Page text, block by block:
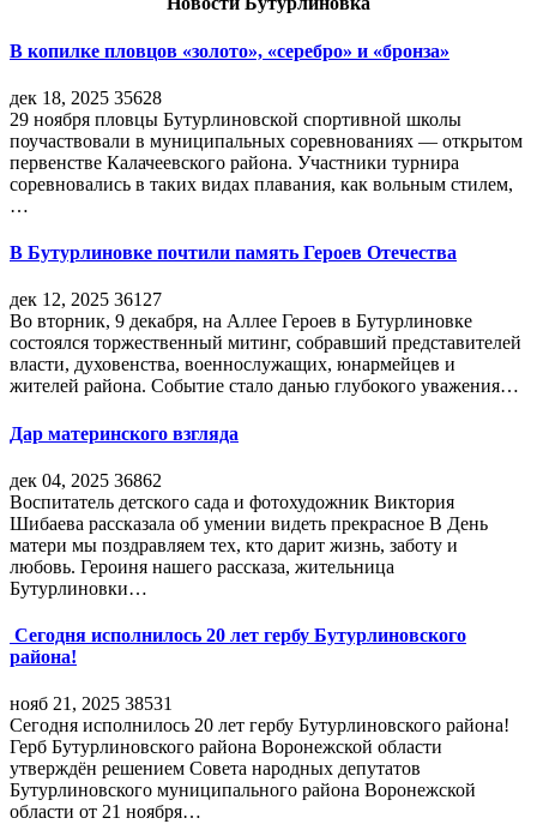
В копилке пловцов «золото», «серебро» и «бронза»
дек 18, 2025 35628
29 ноября пловцы Бутурлиновской спортивной школы
поучаствовали в муниципальных соревнованиях — открытом
первенстве Калачеевского района. Участники турнира
соревновались в таких видах плавания, как вольным стилем,
…
В Бутурлиновке почтили память Героев Отечества
дек 12, 2025 36127
Во вторник, 9 декабря, на Аллее Героев в Бутурлиновке
состоялся торжественный митинг, собравший представителей
власти, духовенства, военнослужащих, юнармейцев и
жителей района. Событие стало данью глубокого уважения…
Дар материнского взгляда
дек 04, 2025 36862
Воспитатель детского сада и фотохудожник Виктория
Шибаева рассказала об умении видеть прекрасное В День
матери мы поздравляем тех, кто дарит жизнь, заботу и
любовь. Героиня нашего рассказа, жительница
Бутурлиновки…
Сегодня исполнилось 20 лет гербу Бутурлиновского
района!
нояб 21, 2025 38531
Сегодня исполнилось 20 лет гербу Бутурлиновского района!
Герб Бутурлиновского района Воронежской области
утверждён решением Совета народных депутатов
Бутурлиновского муниципального района Воронежской
области от 21 ноября…